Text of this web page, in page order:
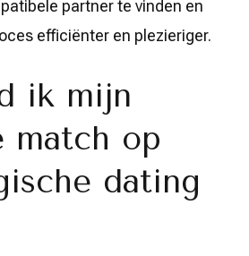
partner te vinden en
efficiënter en plezieriger.
ik mijn
match op
dating